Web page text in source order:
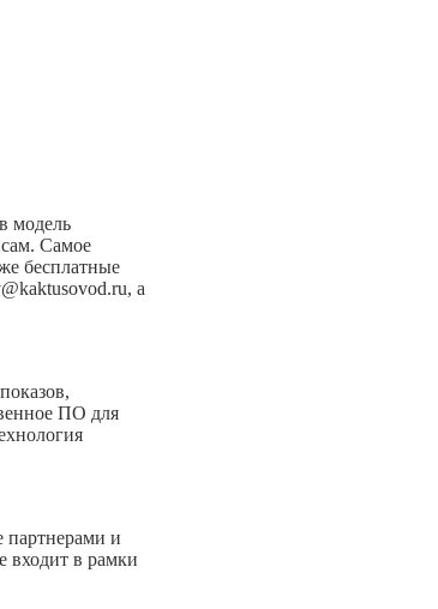
модель
Самое
бесплатные
а
ПО для
партнерами и
входит в рамки